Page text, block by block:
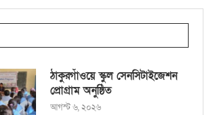
ঠাকুরগাঁওয়ে স্কুল সেনসিটাইজেশন
প্রোগ্রাম অনুষ্ঠিত
আগস্ট ৬, ২০২৬